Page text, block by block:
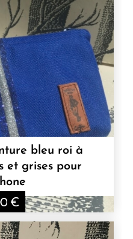
bleu roi à
et grises pour
€